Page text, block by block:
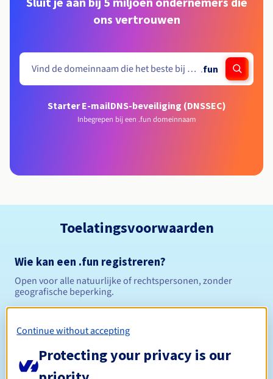
ons vertrouwen
.fun
Starter E-mailDNS-beveiliging (DNSSEC)
Inbegrepen bij een .fun domeinnaam
Toelatingsvoorwaarden
Wie kan een .fun registreren?
Open voor alle natuurlijke of rechtspersonen, zonder
geografische beperking.
Registratieperiode Tussen 1 en 10 jaar
Continue without accepting
Protecting your privacy is our